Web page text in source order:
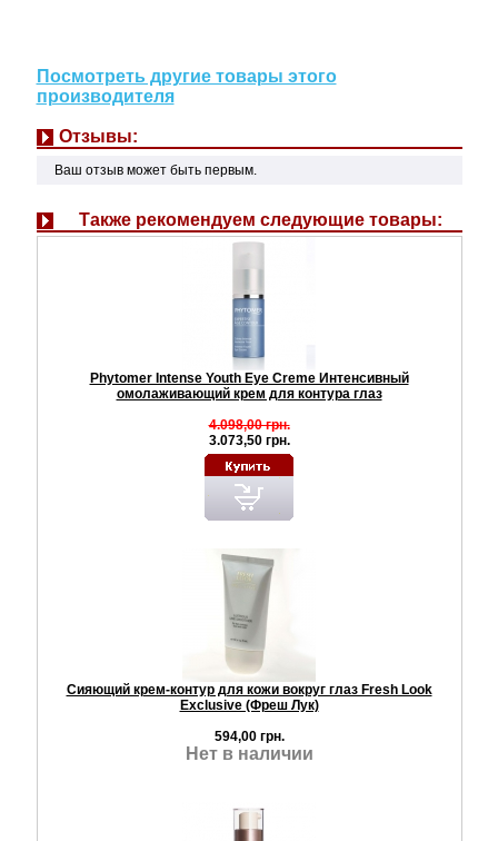
Посмотреть другие товары этого
производителя
Отзывы:
Ваш отзыв может быть первым.
Также рекомендуем следующие товары:
Phytomer Intense Youth Eye Creme Интенсивный
омолаживающий крем для контура глаз
4.098,00 грн.
3.073,50 грн.
Сияющий крем-контур для кожи вокруг глаз Fresh Look
Exclusive (Фреш Лук)
594,00 грн.
Нет в наличии